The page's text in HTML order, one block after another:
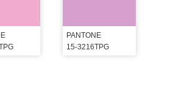
PANTONE
15-3216TPG